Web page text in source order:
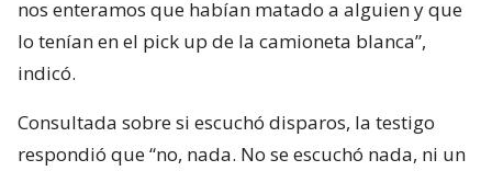
nos enteramos que habían matado a alguien y que
lo tenían en el pick up de la camioneta blanca”,
indicó.
Consultada sobre si escuchó disparos, la testigo
respondió que “no, nada. No se escuchó nada, ni un